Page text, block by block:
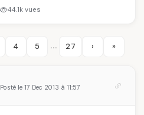
44.1k vues
4 5 … 27 › »
Posté le 17 Dec 2013 à 11:57